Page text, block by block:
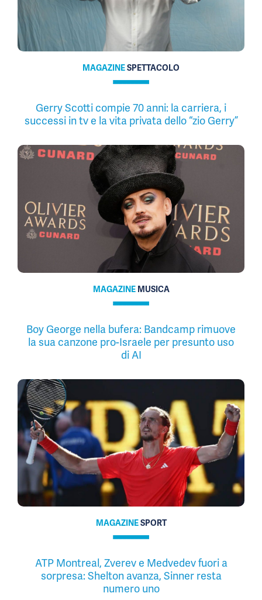
MAGAZINESPETTACOLO
Gerry Scotti compie 70 anni: la carriera, i
successi in tv e la vita privata dello “zio Gerry”
MAGAZINE MUSICA
Boy George nella bufera: Bandcamp rimuove
la sua canzone pro-Israele per presunto uso
di AI
MAGAZINESPORT
ATP Montreal, Zverev e Medvedev fuori a
sorpresa: Shelton avanza, Sinner resta
numero uno